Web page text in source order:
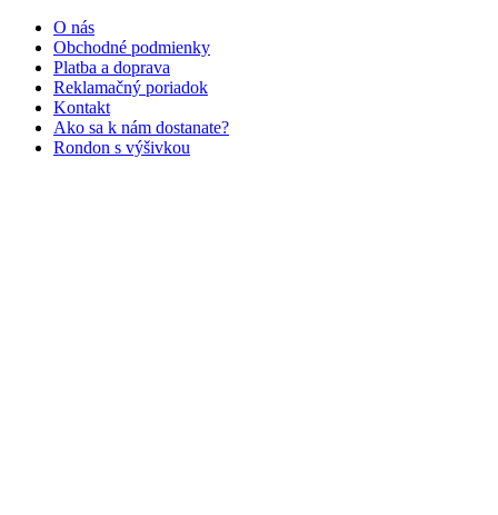
O nás
Obchodné podmienky
Platba a doprava
Reklamačný poriadok
Kontakt
Ako sa k nám dostanate?
Rondon s výšivkou